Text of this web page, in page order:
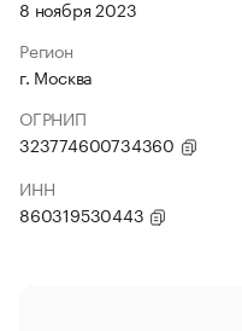
8 ноября 2023
Регион
г. Москва
ОГРНИП
323774600734360
ИНН
860319530443